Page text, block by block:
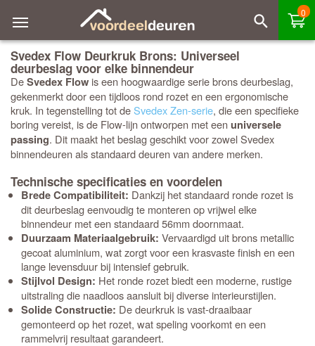
0
Svedex Flow Deurkruk Brons: Universeel
deurbeslag voor elke binnendeur
DeSvedex Flow is een hoogwaardige serie brons deurbeslag,
gekenmerkt door een tijdloos rond rozet en een ergonomische
kruk. In tegenstelling tot deSvedex Zen-serie, die een specifieke
boring vereist, is de Flow-lijn ontworpen met eenuniversele
passing. Dit maakt het beslag geschikt voor zowel Svedex
binnendeuren als standaard deuren van andere merken.
Technische specificaties en voordelen
Brede Compatibiliteit: Dankzij het standaard ronde rozet is
dit deurbeslag eenvoudig te monteren op vrijwel elke
binnendeur met een standaard 56mm doornmaat.
Duurzaam Materiaalgebruik: Vervaardigd uit brons metallic
gecoat aluminium, wat zorgt voor een krasvaste finish en een
lange levensduur bij intensief gebruik.
Stijlvol Design: Het ronde rozet biedt een moderne, rustige
uitstraling die naadloos aansluit bij diverse interieurstijlen.
Solide Constructie: De deurkruk is vast-draaibaar
gemonteerd op het rozet, wat speling voorkomt en een
rammelvrij resultaat garandeert.